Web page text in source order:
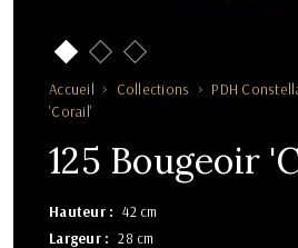
Accueil Collections PDH
'Corail'
125 Bougeoir
Hauteur
42 cm
Largeur
28 cm